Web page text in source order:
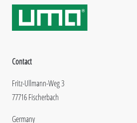
Contact
Fritz-Ullmann-Weg 3
77716 Fischerbach
Germany